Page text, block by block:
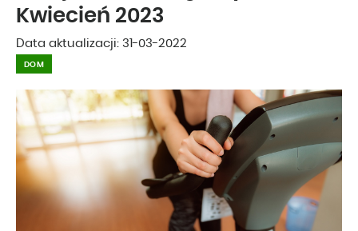
Data aktualizacji: 31-03-2022
DOM
Kwiecień 2023